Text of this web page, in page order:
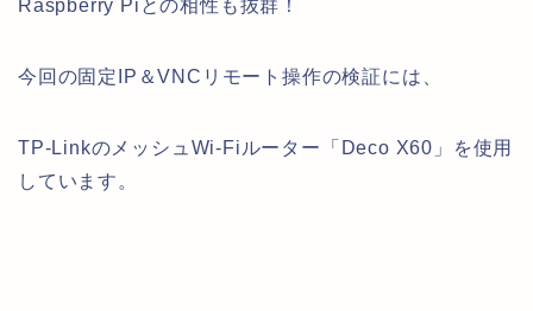
Raspberry Piとの相性も抜群！
今回の固定IP＆VNCリモート操作の検証には、
TP-LinkのメッシュWi-Fiルーター「Deco X60」を使用
しています。